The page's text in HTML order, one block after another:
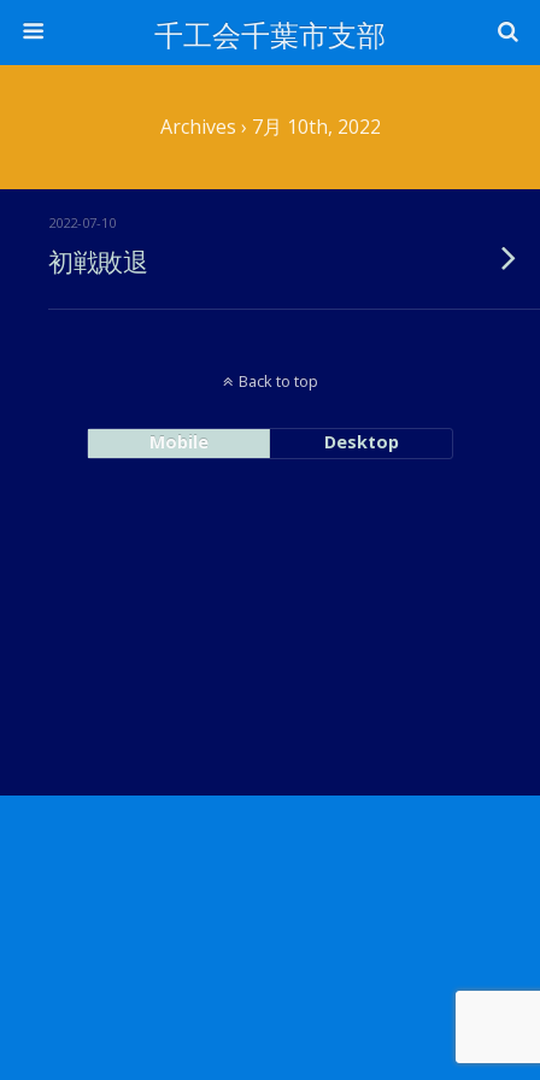
千工会千葉市支部
Archives › 7月 10th, 2022
2022-07-10
初戦敗退
Back to top
Mobile Desktop